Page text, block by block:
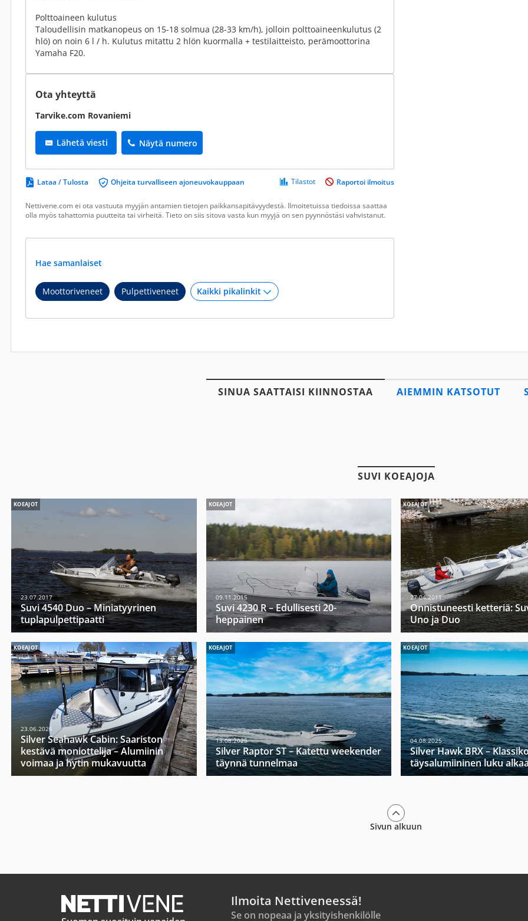
Polttoaineen kulutus
Taloudellisin matkanopeus on 15-18 solmua (28-33 km/h), jolloin polttoaineenkulutus (2
hlö) on noin 6 l / h. Kulutus mitattu 2 hlön kuormalla + testilaitteisto, perämoottorina
Yamaha F20.
Ota yhteyttä
Tarvike.com Rovaniemi
Lähetä viesti Näytä numero
Lataa / Tulosta Ohjeita turvalliseen ajoneuvokauppaan Tilastot Raportoi ilmoitus
Nettivene.com ei ota vastuuta myyjän antamien tietojen paikkansapitävyydestä. Ilmoitetuissa tiedoissa saattaa
olla myös tahattomia puutteita tai virheitä. Tieto on siis sitova vasta kun myyjä on sen pyynnöstäsi vahvistanut.
Hae samanlaiset
Moottoriveneet Pulpettiveneet
SINUA SAATTAISI KIINNOSTAA AIEMMIN KATSOTUT
SUVI KOEAJOJA
KOEAJOT
23.07.2017
Suvi 4540 Duo – Miniatyyrinen
tuplapulpettipaatti
KOEAJOT
09.11.2015
Suvi 4230 R – Edullisesti 20-
heppainen
KOEAJOT
27.04.2011
Onnistuneesti ketteriä:
Uno ja Duo
KOEAJOT
23.06.2026
Silver Seahawk Cabin: Saariston
kestävä moniottelija – Alumiinin
voimaa ja hytin mukavuutta
KOEAJOT
13.08.2025
Silver Raptor ST – Katettu weekender
täynnä tunnelmaa
KOEAJOT
04.08.2025
Silver Hawk BRX –
täysalumiininen luku
Sivun alkuun
Ilmoita Nettiveneessä!
Se on nopeaa ja yksityishenkilölle